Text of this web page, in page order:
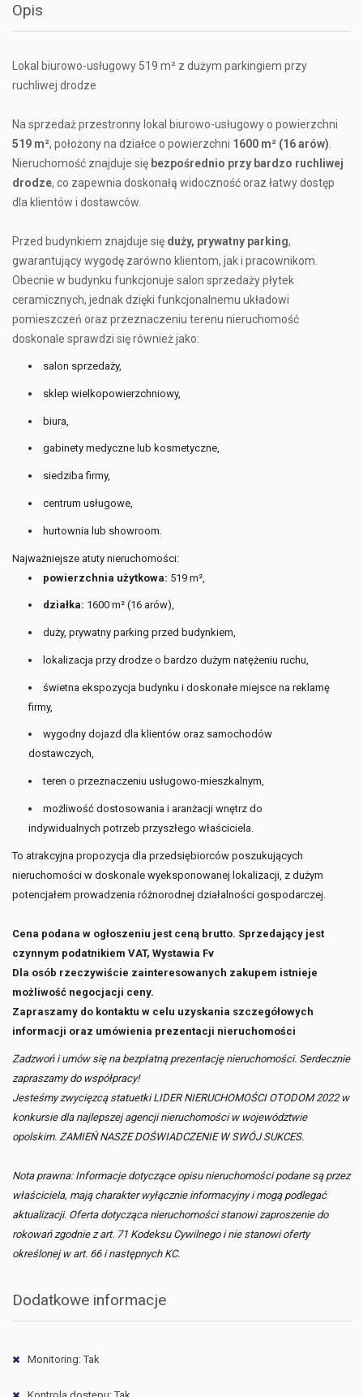
Opis
Lokal biurowo-usługowy 519 m² z dużym parkingiem przy
ruchliwej drodze
Na sprzedaż przestronny lokal biurowo-usługowy o powierzchni
519 m², położony na działce o powierzchni 1600 m² (16 arów)
Nieruchomość znajduje się bezpośrednio przy bardzo ruchliwej
drodze, co zapewnia doskonałą widoczność oraz łatwy dostęp
dla klientów i dostawców.
Przed budynkiem znajduje się duży, prywatny parking,
gwarantujący wygodę zarówno klientom, jak i pracownikom.
Obecnie w budynku funkcjonuje salon sprzedaży płytek
ceramicznych, jednak dzięki funkcjonalnemu układowi
pomieszczeń oraz przeznaczeniu terenu nieruchomość
doskonale sprawdzi się również jako:
salon sprzedaży,
sklep wielkopowierzchniowy,
biura,
gabinety medyczne lub kosmetyczne,
siedziba firmy,
centrum usługowe,
hurtownia lub showroom.
Najważniejsze atuty nieruchomości:
powierzchnia użytkowa: 519 m²,
działka: 1600 m² (16 arów),
duży, prywatny parking przed budynkiem,
lokalizacja przy drodze o bardzo dużym natężeniu ruchu,
świetna ekspozycja budynku i doskonałe miejsce na reklamę
firmy,
wygodny dojazd dla klientów oraz samochodów
dostawczych,
teren o przeznaczeniu usługowo-mieszkalnym,
możliwość dostosowania i aranżacji wnętrz do
indywidualnych potrzeb przyszłego właściciela.
To atrakcyjna propozycja dla przedsiębiorców poszukujących
nieruchomości w doskonale wyeksponowanej lokalizacji, z dużym
potencjałem prowadzenia różnorodnej działalności gospodarczej.
Cena podana w ogłoszeniu jest ceną brutto. Sprzedający jest
czynnym podatnikiem VAT, Wystawia Fv
Dla osób rzeczywiście zainteresowanych zakupem istnieje
możliwość negocjacji ceny.
Zapraszamy do kontaktu w celu uzyskania szczegółowych
informacji oraz umówienia prezentacji nieruchomości
Zadzwoń i umów się na bezpłatną prezentację nieruchomości. Serdecznie
zapraszamy do współpracy!
Jesteśmy zwycięzcą statuetki LIDER NIERUCHOMOŚCI OTODOM 2022 w
konkursie dla najlepszej agencji nieruchomości w województwie
opolskim. ZAMIEŃ NASZE DOŚWIADCZENIE W SWÓJ SUKCES.
Nota prawna: Informacje dotyczące opisu nieruchomości podane są przez
właściciela, mają charakter wyłącznie informacyjny i mogą podlegać
aktualizacji. Oferta dotycząca nieruchomości stanowi zaproszenie do
rokowań zgodnie z art. 71 Kodeksu Cywilnego i nie stanowi oferty
określonej w art. 66 i następnych KC.
Dodatkowe informacje
Monitoring: Tak